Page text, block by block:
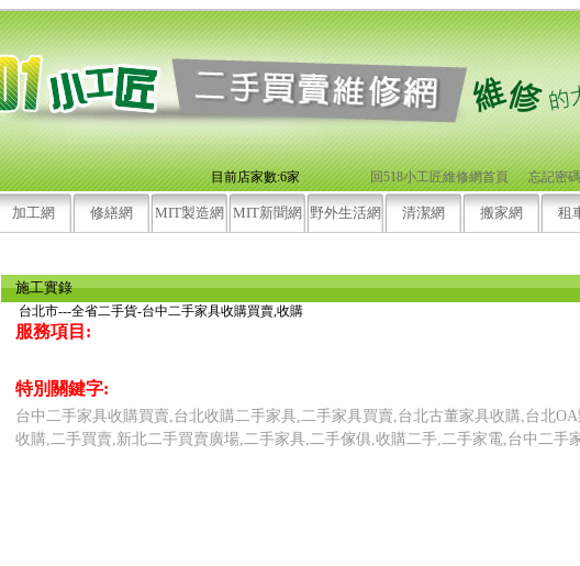
目前店家數:6家 回518小工匠維修網首頁 忘記密碼
加工網 修繕網 MIT製造網 MIT新聞網 野外生活網 清潔網 搬家網 租
施工實錄
台北市---全省二手貨-台中二手家具收購買賣,收購
服務項目:
特別關鍵字:
台中二手家具收購買賣,台北收購二手家具,二手家具買賣,台北古董家具收購,台北
收購,二手買賣,新北二手買賣廣場,二手家具,二手傢俱,收購二手,二手家電,台中二手